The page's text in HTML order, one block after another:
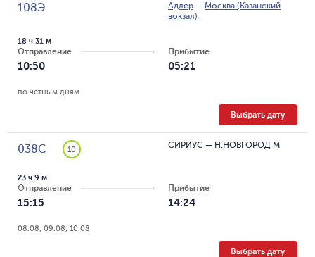
108Э Адлер — Москва (Казанский
вокзал)
Отправление
10:50
18 ч 31 м
Прибытие
05:21
по чётным дням
Выбрать дату
038С 10 СИРИУС — Н.НОВГОРОД М
Отправление
15:15
23 ч 9 м
Прибытие
14:24
08.08, 09.08, 10.08
Выбрать дату